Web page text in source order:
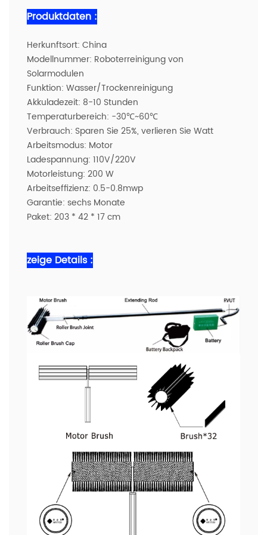
Produktdaten :
Herkunftsort: China
Modellnummer: Roboterreinigung von
Solarmodulen
Funktion: Wasser/Trockenreinigung
Akkuladezeit: 8-10 Stunden
Temperaturbereich: -30℃~60℃
Verbrauch: Sparen Sie 25%, verlieren Sie Watt
Arbeitsmodus: Motor
Ladespannung: 110V/220V
Motorleistung: 200 W
Arbeitseffizienz: 0.5-0.8mwp
Garantie: sechs Monate
Paket: 203 * 42 * 17 cm
zeige Details :